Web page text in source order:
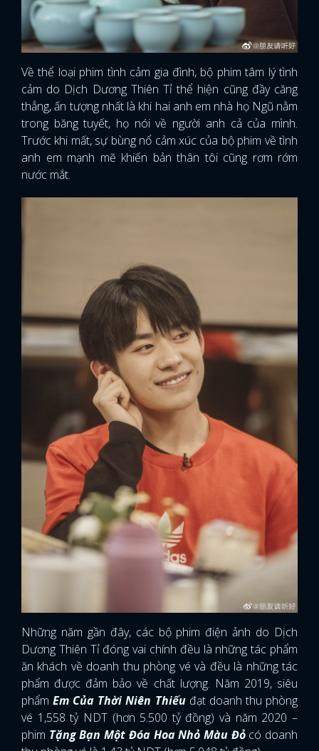
Về thể loại phim tình cảm gia đình, bộ phim tâm lý tình
cảm do Dịch Dương Thiên Tỉ thể hiện cũng đầy căng
thẳng, ấn tượng nhất là khi hai anh em nhà họ Ngũ nằm
trong băng tuyết, họ nói về người anh cả của mình.
Trước khi mất, sự bùng nổ cảm xúc của bộ phim về tình
anh em mạnh mẽ khiến bản thân tôi cũng rơm rớm
nước mắt.
Những năm gần đây, các bộ phim điện ảnh do Dịch
Dương Thiên Tỉ đóng vai chính đều là những tác phẩm
ăn khách về doanh thu phòng vé và đều là những tác
phẩm được đảm bảo về chất lượng. Năm 2019, siêu
phẩmEm Của Thời Niên Thiếuđạt doanh thu phòng
vé 1,558 tỷ NDT (hơn 5.500 tỷ đồng) và năm 2020 –
phim Tặng Bạn Một Đóa Hoa Nhỏ Màu Đỏcó doanh